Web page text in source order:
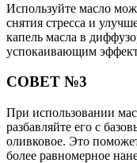
Используйте масло
снятия стресса и
капель масла в
успокаивающим
СОВЕТ №3
При использовании
разбавляйте его с
оливковое. Это
более равномерное